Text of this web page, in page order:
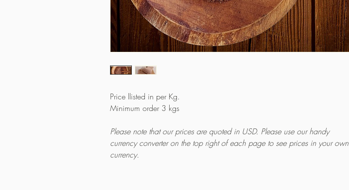
Price llisted in per Kg.
Minimum order 3 kgs
Please note that our prices are quoted in USD. Please use our handy
currency converter on the top right of each page to see prices in your own
currency.